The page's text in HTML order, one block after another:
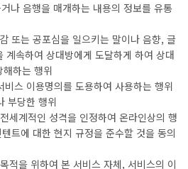
나 음행을 매개하는 내용의 정보를 유통
또는 공포심을 일으키는 말이나 음향, 글
계속하여 상대방에게 도달하게 하여 상대
하는 행위
스 이용명의를 도용하여 사용하는 행위
부당한 행위
세계적인 성격을 인정하여 온라인상의 행
트에 대한 현지 규정을 준수할 것을 동의
적을 위하여 본 서비스 자체, 서비스의 이